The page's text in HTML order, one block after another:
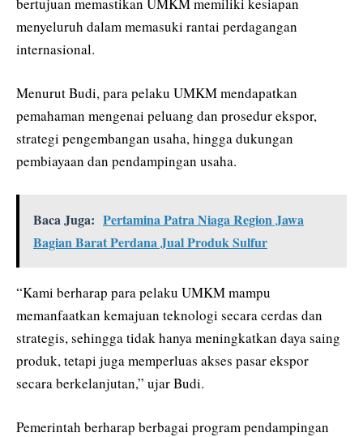
bertujuan memastikan UMKM memiliki kesiapan
menyeluruh dalam memasuki rantai perdagangan
internasional.
Menurut Budi, para pelaku UMKM mendapatkan
pemahaman mengenai peluang dan prosedur ekspor,
strategi pengembangan usaha, hingga dukungan
pembiayaan dan pendampingan usaha.
Baca Juga: Pertamina Patra Niaga Region Jawa
Bagian Barat Perdana Jual Produk Sulfur
“Kami berharap para pelaku UMKM mampu
memanfaatkan kemajuan teknologi secara cerdas dan
strategis, sehingga tidak hanya meningkatkan daya saing
produk, tetapi juga memperluas akses pasar ekspor
secara berkelanjutan,” ujar Budi.
Pemerintah berharap berbagai program pendampingan